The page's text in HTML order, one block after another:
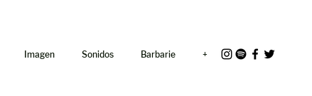
Imagen Sonidos Barbarie +